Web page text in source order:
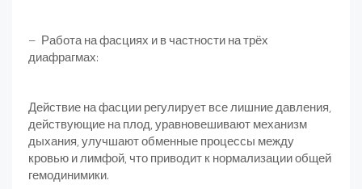
– Работа на фасциях и в частности на трёх
диафрагмах:
Действие на фасции регулирует все лишние давления,
действующие на плод, уравновешивают механизм
дыхания, улучшают обменные процессы между
кровью и лимфой, что приводит к нормализации общей
гемодинимики.